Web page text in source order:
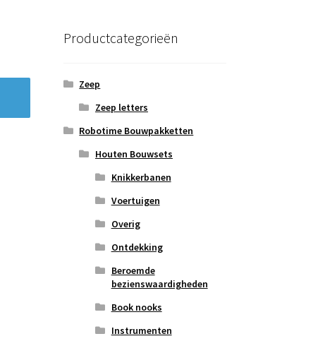
Productcategorieën
Zeep
Zeep letters
Robotime Bouwpakketten
Houten Bouwsets
Knikkerbanen
Voertuigen
Overig
Ontdekking
Beroemde
bezienswaardigheden
Book nooks
Instrumenten